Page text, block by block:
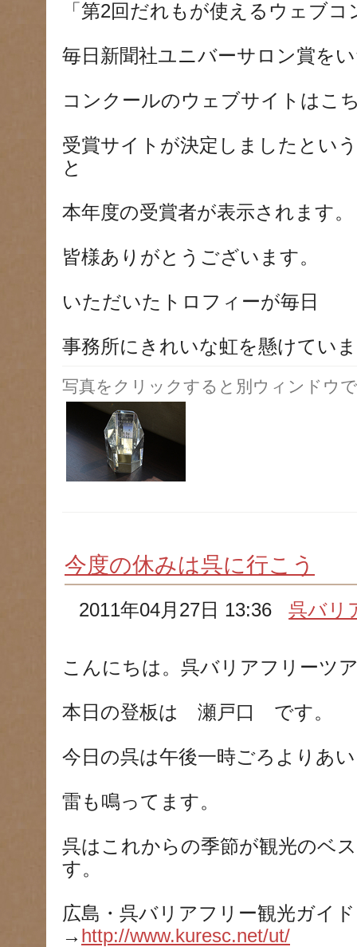
「第2回だれもが使えるウェブ
毎日新聞社ユニバーサロン賞を
コンクールのウェブサイトはこ
受賞サイトが決定しましたとい
と
本年度の受賞者が表示されます。
皆様ありがとうございます。
いただいたトロフィーが毎日
事務所にきれいな虹を懸けてい
写真をクリックすると別ウィンドウ
今度の休みは呉に行こう
2011年04月27日 13:36呉バリ
こんにちは。呉バリアフリーツ
本日の登板は 瀬戸口 です。
今日の呉は午後一時ごろよりあ
雷も鳴ってます。
呉はこれからの季節が観光のベ
す。
広島・呉バリアフリー観光ガイ
→ http://www.kuresc.net/ut/